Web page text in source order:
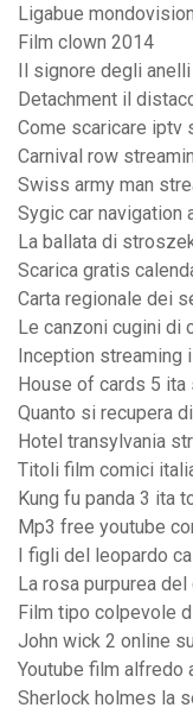
Ligabue
Film clown 2014
Il signore degli
Detachment il
Come scaricare iptv
Carnival row
Swiss army man
Sygic car navigation
La ballata di
Scarica gratis
Carta regionale dei
Le canzoni cugini di
Inception streaming
House of cards 5 ita
Quanto si recupera
Hotel transylvania
Titoli film comici
Kung fu panda 3 ita
Mp3 free youtube
I figli del leopardo
La rosa purpurea
Film tipo colpevole
John wick 2 online
Youtube film alfredo
Sherlock holmes la